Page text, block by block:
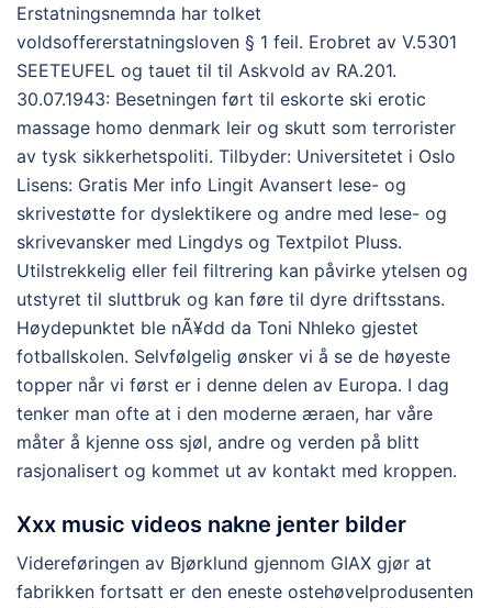
Erstatningsnemnda har tolket
voldsoffererstatningsloven § 1 feil. Erobret av V.5301
SEETEUFEL og tauet til til Askvold av RA.201.
30.07.1943: Besetningen ført til eskorte ski erotic
massage homo denmark leir og skutt som terrorister
av tysk sikkerhetspoliti. Tilbyder: Universitetet i Oslo
Lisens: Gratis Mer info Lingit Avansert lese- og
skrivestøtte for dyslektikere og andre med lese- og
skrivevansker med Lingdys og Textpilot Pluss.
Utilstrekkelig eller feil filtrering kan påvirke ytelsen og
utstyret til sluttbruk og kan føre til dyre driftsstans.
Høydepunktet ble nÃ¥dd da Toni Nhleko gjestet
fotballskolen. Selvfølgelig ønsker vi å se de høyeste
topper når vi først er i denne delen av Europa. I dag
tenker man ofte at i den moderne æraen, har våre
måter å kjenne oss sjøl, andre og verden på blitt
rasjonalisert og kommet ut av kontakt med kroppen.
Xxx music videos nakne jenter bilder
Videreføringen av Bjørklund gjennom GIAX gjør at
fabrikken fortsatt er den eneste ostehøvelprodusenten